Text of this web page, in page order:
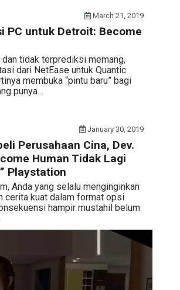
March 21, 2019
PC untuk Detroit: Become
dan tidak terprediksi memang,
dari NetEase untuk Quantic
membuka “pintu baru” bagi
punya…
January 30, 2019
Perusahaan Cina, Dev.
Human Tidak Lagi
Playstation
Anda yang selalu menginginkan
cerita kuat dalam format opsi
hampir mustahil belum